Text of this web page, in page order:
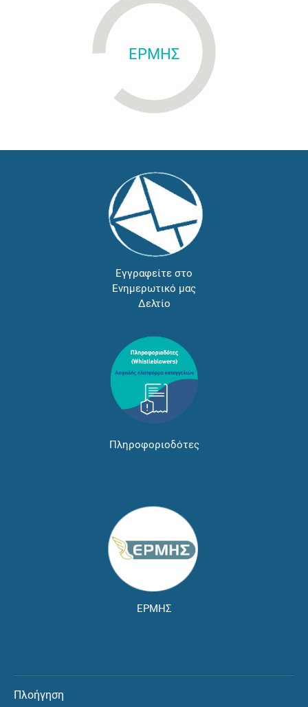
ΕΡΜΗΣ
Εγγραφείτε στο
Ενημερωτικό μας
Δελτίο
Πληροφοριοδότες
ΕΡΜΗΣ
Πλοήγηση